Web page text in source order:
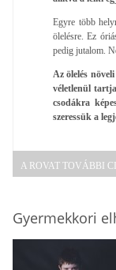
Egyre több
ölelésre. Ez
pedig jutalom.
Az ölelés
véletlenül
csodákra
szeressük a
A ROVAT TOVÁBBI
Gyermekkori